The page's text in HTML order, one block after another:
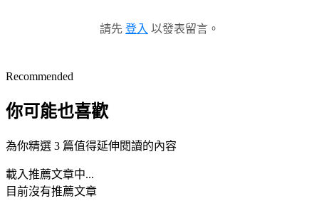
請先 登入 以發表留言。
Recommended
你可能也喜歡
為你精選 3 篇值得延伸閱讀的內容
載入推薦文章中...
目前沒有推薦文章